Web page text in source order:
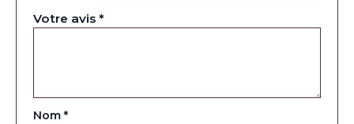
Votre avis*
Nom*